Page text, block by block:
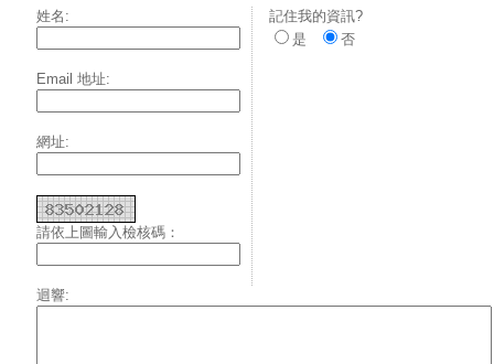
姓名:
Email 地址:
網址:
請依上圖輸入檢核碼：
記住我的資訊?
是
否
迴響: